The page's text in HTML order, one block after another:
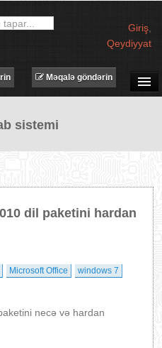
Giriş
Qeydiyyat
TECHNET TV
MƏQALƏLƏR
PROQRAMLAR
IT LÜĞƏT
Məqalə göndərin
sistemi
dil paketini hardan
Microsoft Office windows 7
necə və hardan